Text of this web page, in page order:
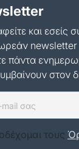
και εσείς
newsletter
πάντα
στον
τους